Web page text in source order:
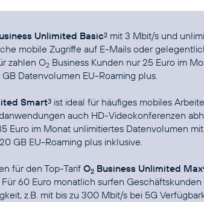
Unlimited Basic2 mit 3 Mbit/s und
mobile Zugriffe auf E-Mails oder
zahlen O2 Business Kunden nur 25 Euro im
Datenvolumen EU-Roaming plus.
Smart3 ist ideal für häufiges mobiles
auch HD-Videokonferenzen
Euro im Monat unlimitiertes Datenvolumen
GB EU-Roaming plus inklusive.
für den Top-Tarif O2 Business Unlimited Max
60 Euro monatlich surfen
z.B. mit bis zu 300 Mbit/s bei 5G